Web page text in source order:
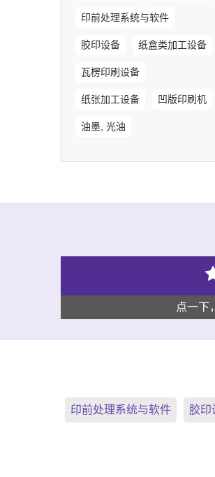
印前处理系统与软件
胶印设备 纸盒类加工设备
瓦楞印刷设备
纸张加工设备 凹版印刷机
油墨, 光油
点一下
印前处理系统与软件 胶印